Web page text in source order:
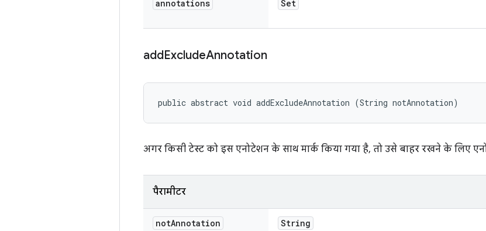
annotations Set
addExcludeAnnotation
public abstract void addExcludeAnnotation (String notAnnotation)
अगर किसी टेस्ट को इस एनोटेशन के साथ मार्क किया गया है, तो उसे बाहर रखने के लिए
पैरामीटर
notAnnotation String